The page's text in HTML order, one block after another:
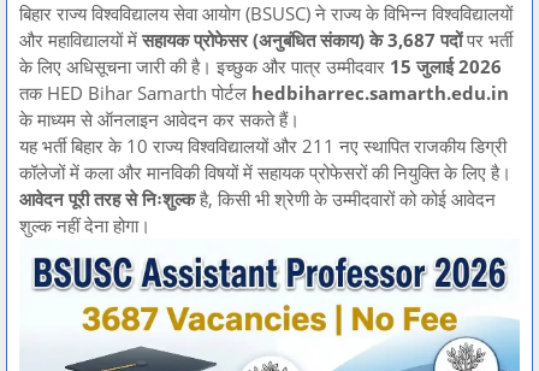
बिहार राज्य विश्वविद्यालय सेवा आयोग (BSUSC) ने राज्य के विभिन्न विश्वविद्यालयों
और महाविद्यालयों में सहायक प्रोफेसर (अनुबंधित संकाय) के 3,687 पदोंपर भर्ती
के लिए अधिसूचना जारी की है। इच्छुक और पात्र उम्मीदवार 15 जुलाई 2026
तक HED Bihar Samarth पोर्टल hedbiharrec.samarth.edu.in
के माध्यम से ऑनलाइन आवेदन कर सकते हैं।
यह भर्ती बिहार के 10 राज्य विश्वविद्यालयों और 211 नए स्थापित राजकीय डिग्री
कॉलेजों में कला और मानविकी विषयों में सहायक प्रोफेसरों की नियुक्ति के लिए है।
आवेदन पूरी तरह से निःशुल्कहै, किसी भी श्रेणी के उम्मीदवारों को कोई आवेदन
शुल्क नहीं देना होगा।